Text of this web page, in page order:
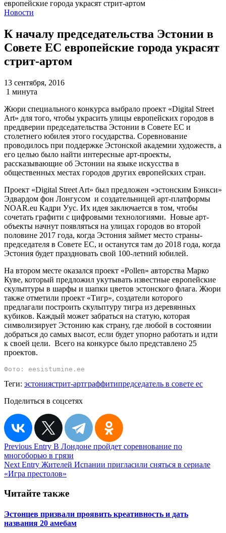
Новости
К началу председательства Эстонии в
Совете ЕС европейские города украсят
стрит-артом
13 сентября, 2016
1 минута
Жюри специального конкурса выбрало проект «Digital Street
Art» для того, чтобы украсить улицы европейских городов в
преддверии председательства Эстонии в Совете ЕС и
столетнего юбилея этого государства. Соревнование
проводилось при поддержке Эстонской академии художеств, а
его целью было найти интересные арт-проекты,
рассказывающие об Эстонии на языке искусства в
общественных местах городов других европейских стран.
Проект «Digital Street Art» был предложен «эстонским Бэнкси»
Эдвардом фон Лонгусом и создательницей арт-платформы
NOAR.eu Кадри Уус. Их идея заключается в том, чтобы
сочетать графити с цифровыми технологиями. Новые арт-
объекты начнут появляться на улицах городов во второй
половине 2017 года, когда Эстония займет место страны-
председателя в Совете ЕС, и останутся там до 2018 года, когда
Эстония будет праздновать свой 100-летний юбилей.
На втором месте оказался проект «Pollen» авторства Марко
Куве, который предложил укутывать известные европейские
скульптуры в шарфы и шапки цветов эстонского флага. Жюри
также отметили проект «Тигр», создатели которого
предлагали построить скульптуру тигра из деревянных
кубиков. Каждый может забраться на статую, которая
символизирует Эстонию как страну, где любой в состоянии
добраться до самых высот, если будет упорно работать и идти
к своей цели. Всего на конкурсе было представлено 25
проектов.
Фото: eesistumine.ee
Теги: эстониястрит-артграффитипредседатель в совете ес
Поделиться в соцсетях
Навигация
по
записям
Previous Entry В Лондоне пройдет соревнование по
многоборью в грязи
Next Entry Жителей Испании пригласили сняться в сериале
«Игра престолов»
Читайте также
Эстонцев призвали проявить креативность и дать
названия 20 амебам